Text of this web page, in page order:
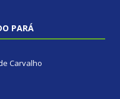
PARÁ
Carvalho